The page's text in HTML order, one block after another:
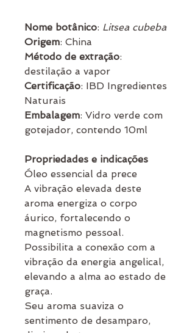
Nome botânico: Litsea cubeba
Origem: China
Método de extração:
destilação a vapor
Certificação: IBD Ingredientes
Naturais
Embalagem: Vidro verde com
gotejador, contendo 10ml
Propriedades e indicações
Óleo essencial da prece
A vibração elevada deste
aroma energiza o corpo
áurico, fortalecendo o
magnetismo pessoal.
Possibilita a conexão com a
vibração da energia angelical,
elevando a alma ao estado de
graça.
Seu aroma suaviza o
sentimento de desamparo,